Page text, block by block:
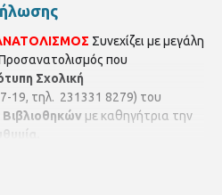
Συνεχίζει με μεγάλη
που
Σχολική
19, τηλ. 231331 8279) του
με καθηγήτρια την